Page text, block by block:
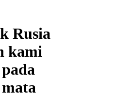
Rusia
kami